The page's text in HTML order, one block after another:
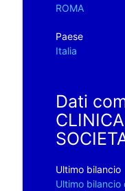
ROMA
Paese
Italia
Dati
Ultimo bilancio
Ultimo bilancio